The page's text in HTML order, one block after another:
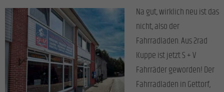
Na gut, wirklich neu ist das
nicht, also der
Fahrradladen. Aus 2rad
Kuppe ist jetzt S + V
Fahrräder geworden! Der
Fahrradladen in Gettorf,